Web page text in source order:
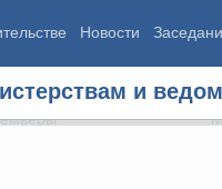
Новости
и
Правительства